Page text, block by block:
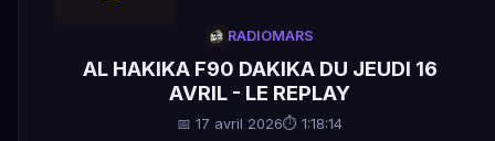
RADIOMARS
AL HAKIKA F90 DAKIKA DU JEUDI 16
AVRIL - LE REPLAY
📅 17 avril 2026⏱ 1:18:14